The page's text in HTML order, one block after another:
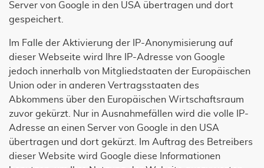
Server von Google in den USA übertragen und dort
gespeichert.
Im Falle der Aktivierung der IP-Anonymisierung auf
dieser Webseite wird Ihre IP-Adresse von Google
jedoch innerhalb von Mitgliedstaaten der Europäischen
Union oder in anderen Vertragsstaaten des
Abkommens über den Europäischen Wirtschaftsraum
zuvor gekürzt. Nur in Ausnahmefällen wird die volle IP-
Adresse an einen Server von Google in den USA
übertragen und dort gekürzt. Im Auftrag des Betreibers
dieser Website wird Google diese Informationen